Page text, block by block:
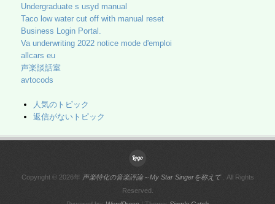
Undergraduate s usyd manual
Taco low water cut off with manual reset
Business Login Portal.
Va underwriting 2022 notice mode d'emploi
allcars eu
声楽談話室
avtocods
人気のトピック
返信がないトピック
Copyright © 2026年 声楽特化の音楽評論～My Star Singerを称えて. All Rights
Reserved.